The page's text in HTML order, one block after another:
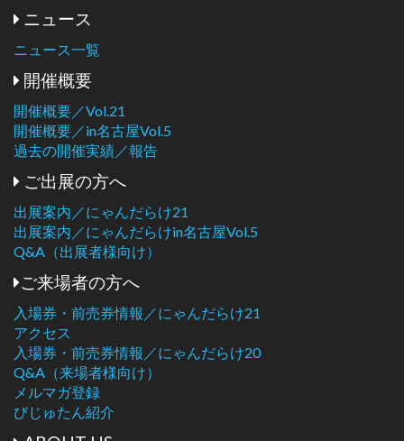
ニュース
ニュース一覧
開催概要
開催概要／Vol.21
開催概要／in名古屋Vol.5
過去の開催実績／報告
ご出展の方へ
出展案内／にゃんだらけ21
出展案内／にゃんだらけin名古屋Vol.5
Q&A（出展者様向け）
ご来場者の方へ
入場券・前売券情報／にゃんだらけ21
アクセス
入場券・前売券情報／にゃんだらけ20
Q&A（来場者様向け）
メルマガ登録
びじゅたん紹介